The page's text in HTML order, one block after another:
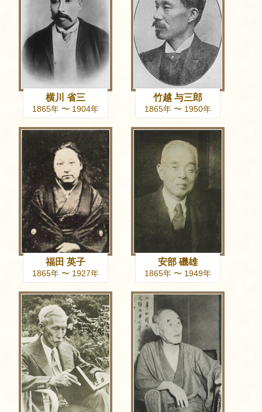
横川 省三
1865年 〜 1904年
竹越 与三郎
1865年 〜 1950年
福田 英子
1865年 〜 1927年
安部 磯雄
1865年 〜 1949年